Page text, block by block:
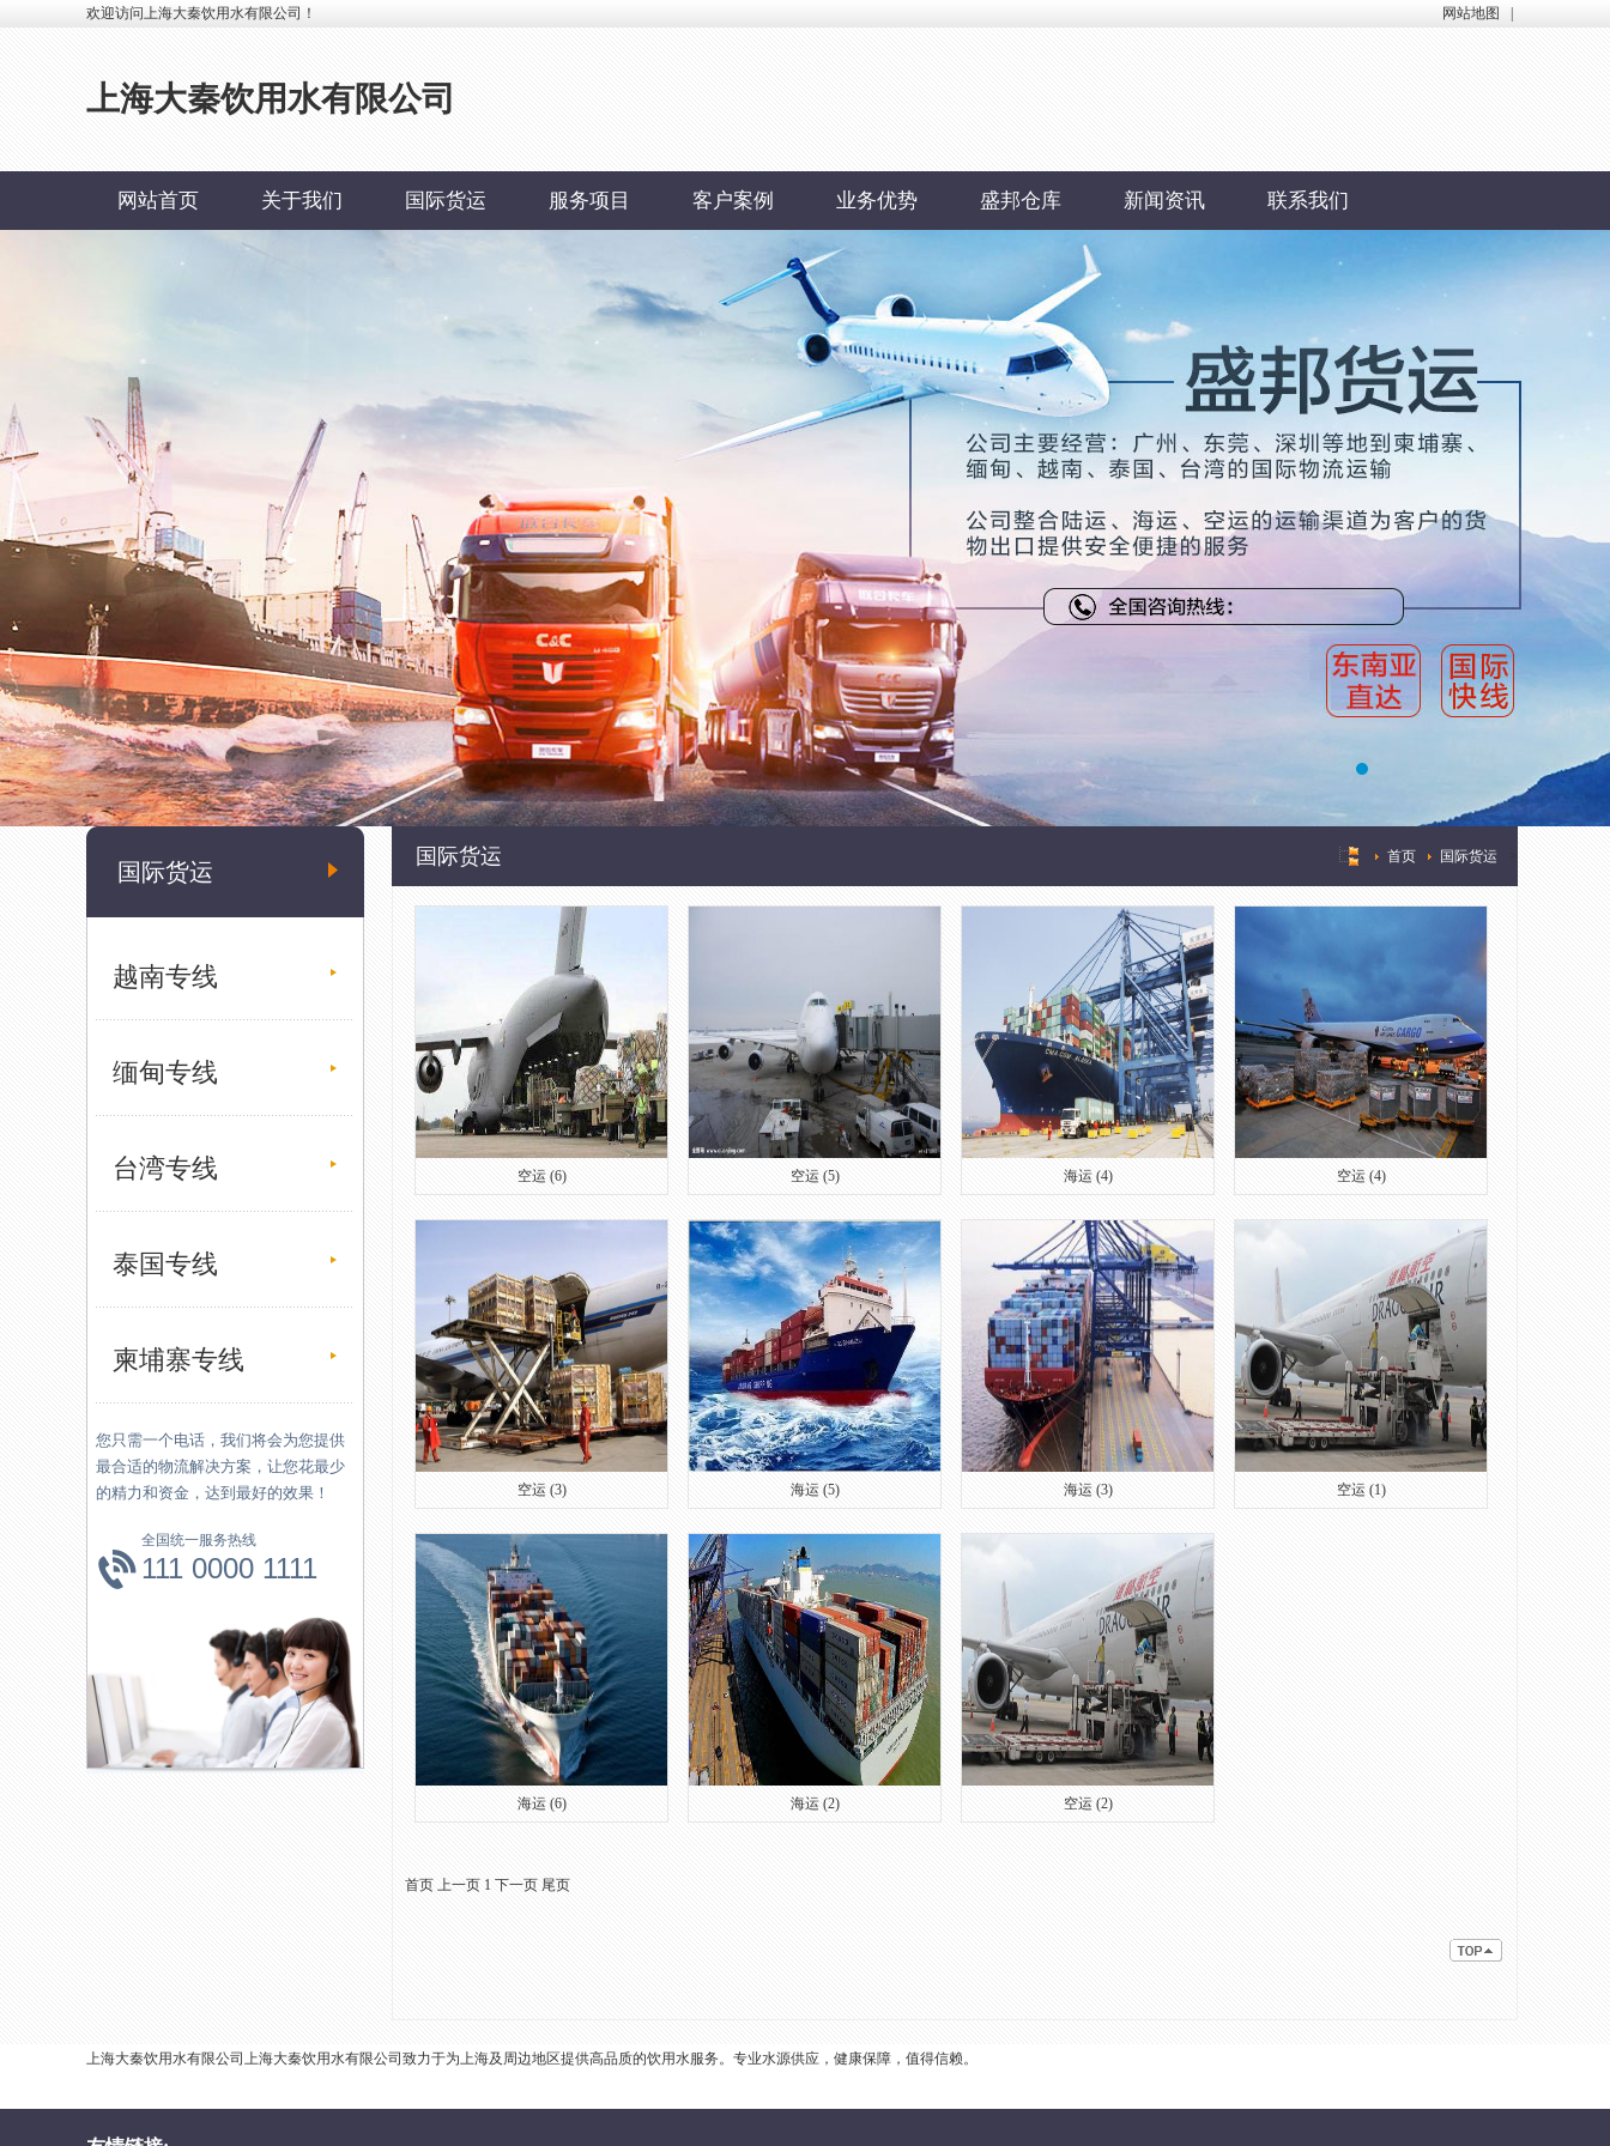
欢迎访问上海大秦饮用水有限公司！ 网站地图
上海大秦饮用水有限公司
网站首页 关于我们 国际货运 服务项目 客户案例 业务优势 盛邦仓库 新闻资讯 联系我们
国际货运
越南专线
缅甸专线
台湾专线
泰国专线
柬埔寨专线
您只需一个电话，我们将会为您提供
最合适的物流解决方案，让您花最少
的精力和资金，达到最好的效果！
全国统一服务热线
111 0000 1111
国际货运 首页 国际货运
空运 (6) 空运 (5) 海运 (4) 空运 (4)
空运 (3) 海运 (5) 海运 (3) 空运 (1)
海运 (6) 海运 (2) 空运 (2)
首页 上一页 1 下一页 尾页
上海大秦饮用水有限公司上海大秦饮用水有限公司致力于为上海及周边地区提供高品质的饮用水服务。专业水源供应，健康保障，值得信赖。